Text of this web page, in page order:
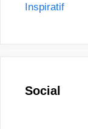
Inspiratif
Social